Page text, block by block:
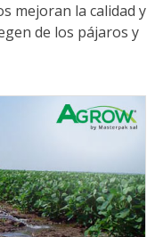
mejoran la calidad y
de los pájaros y